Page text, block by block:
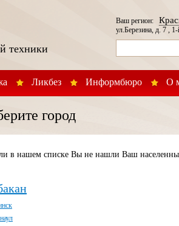
техники
Ликбез Информбюро О
Ваш регион:
ул.Березина, д. 7 ,
город
в нашем списке Вы не нашли Ваш